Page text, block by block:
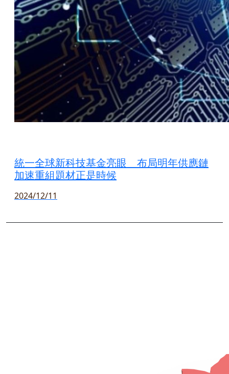
統一全球新科技基金亮眼 布局明年供應鏈
加速重組題材正是時候
2024/12/11